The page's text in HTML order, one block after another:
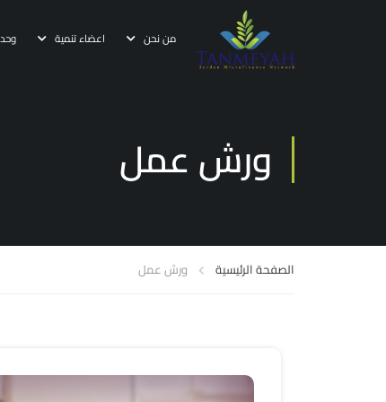
من نحن اعضاء تنمية
ورش عمل
الصفحة الرئيسية ورش عمل